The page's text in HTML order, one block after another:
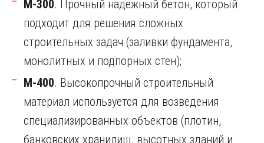
М-300. Прочный надежный бетон, который
подходит для решения сложных
строительных задач (заливки фундамента,
монолитных и подпорных стен);
М-400. Высокопрочный строительный
материал используется для возведения
специализированных объектов (плотин,
банковских хранилищ, высотных зданий и